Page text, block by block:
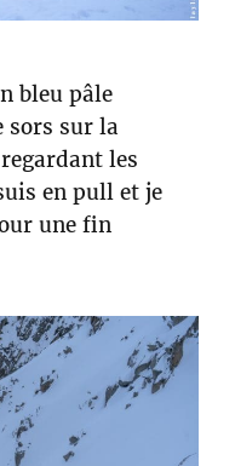
bleu pâle
sors sur la
les
en pull et je
une fin